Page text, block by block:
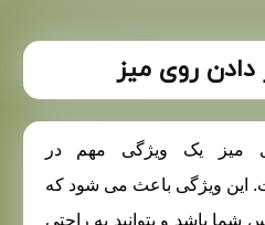
دادن روی میز
میز یک ویژگی مهم در
این ویژگی باعث می شود که
باشد و بتوانید به راحتی